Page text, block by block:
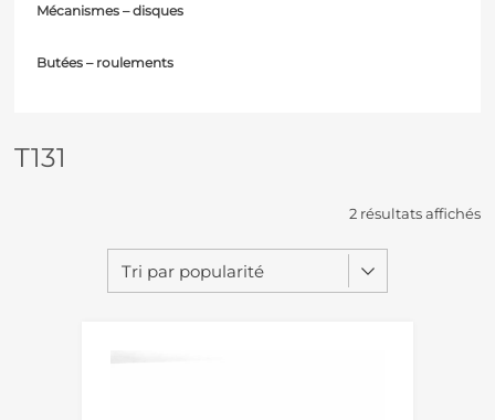
T131
2 résultats affichés
Mécanismes – disques
Butées – roulements